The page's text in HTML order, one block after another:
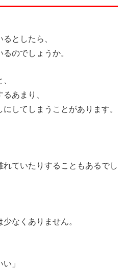
としたら、
のでしょうか。
あまり、
にしてしまうことがあります。
ていたりすることもあるでし
なくありません。
」